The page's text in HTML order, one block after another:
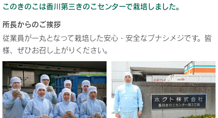
このきのこは香川第三きのこセンターで栽培しました。
所長からのご挨拶
従業員が一丸となって栽培した安心・安全なブナシメジです。皆
様、ぜひお召し上がりください。